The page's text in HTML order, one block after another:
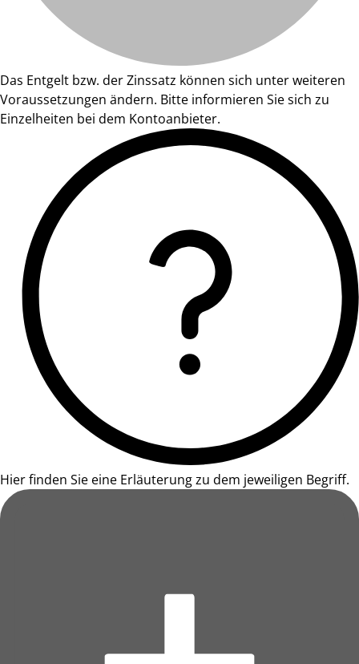
Das Entgelt bzw. der Zinssatz können sich unter weiteren
Voraussetzungen ändern. Bitte informieren Sie sich zu
Einzelheiten bei dem Kontoanbieter.
Hier finden Sie eine Erläuterung zu dem jeweiligen Begriff.